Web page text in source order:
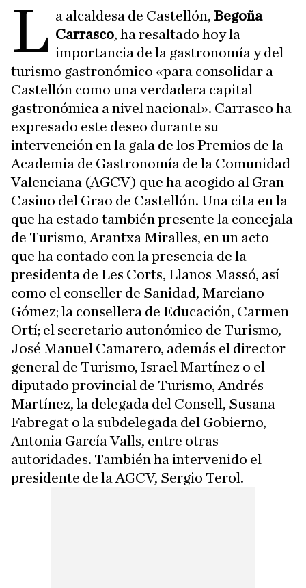
L a alcaldesa de Castellón,Begoña
Carrasco, ha resaltado hoy la
importancia de la gastronomía y del
turismo gastronómico «para consolidar a
Castellón como una verdadera capital
gastronómica a nivel nacional». Carrasco ha
expresado este deseo durante su
intervención en la gala de los Premios de la
Academia de Gastronomía de la Comunidad
Valenciana (AGCV) que ha acogido al Gran
Casino del Grao de Castellón. Una cita en la
que ha estado también presente la concejala
de Turismo, Arantxa Miralles, en un acto
que ha contado con la presencia de la
presidenta de Les Corts, Llanos Massó, así
como el conseller de Sanidad, Marciano
Gómez; la consellera de Educación, Carmen
Ortí; el secretario autonómico de Turismo,
José Manuel Camarero, además el director
general de Turismo, Israel Martínez o el
diputado provincial de Turismo, Andrés
Martínez, la delegada del Consell, Susana
Fabregat o la subdelegada del Gobierno,
Antonia García Valls, entre otras
autoridades. También ha intervenido el
presidente de la AGCV, Sergio Terol.